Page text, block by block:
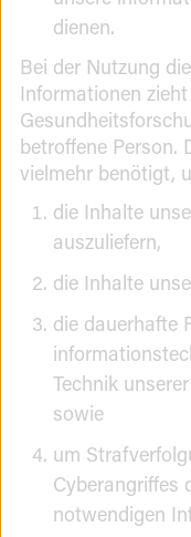
dienen.
Bei der Nutzung
Informationen
betroffene Person.
vielmehr benötigt,
die Inhalte
auszuliefern,
die Inhalte
die dauerhafte
Technik
sowie
um
Cyberangriffes
notwendigen